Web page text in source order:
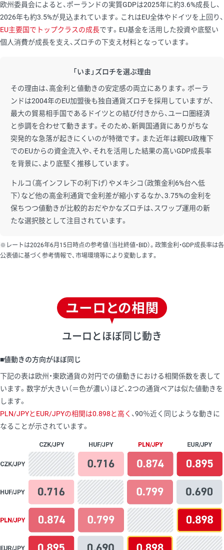
欧州委員会によると、ポーランドの実質GDPは2025年に約3.6%成長し、
2026年も約3.5%が見込まれています。これはEU全体やドイツを上回り、
EU主要国でトップクラスの成長です。EU基金を活用した投資や底堅い
個人消費が成長を支え、ズロチの下支え材料となっています。
「いま」ズロチを選ぶ理由
その理由は、高金利と値動きの安定感の両立にあります。ポーラ
ンドは2004年のEU加盟後も独自通貨ズロチを採用していますが、
最大の貿易相手国であるドイツとの結び付きから、ユーロ圏経済
と歩調を合わせて動きます。そのため、新興国通貨にありがちな
突発的な急落が起きにくいのが特徴です。また近年は親EU政権下
でのEUからの資金流入や、それを活用した結果の高いGDP成長率
を背景に、より底堅く推移しています。
トルコ（高インフレ下の利下げ）やメキシコ（政策金利6%台へ低
下）など他の高金利通貨で金利差が縮小するなか、3.75%の金利を
保ちつつ値動きが比較的おだやかなズロチは、スワップ運用の新
たな選択肢として注目されています。
※レートは2026年6月15日時点の参考値（当社終値・BID）。政策金利・GDP成長率は各
公表値に基づく参考情報で、市場環境等により変動します。
ユーロとほぼ同じ動き
■値動きの方向がほぼ同じ
下記の表は欧州・東欧通貨の対円での値動きにおける相関係数を表して
います。数字が大きい（＝色が濃い）ほど、2つの通貨ペアは似た値動きを
します。
PLN/JPYとEUR/JPYの相関は0.898と高く 、90％近く同じような動きに
なることが示されています。